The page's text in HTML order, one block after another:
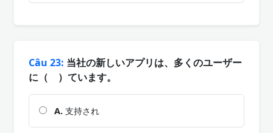
Câu 23: 当社の新しいアプリは、多くのユーザー
に（ ）ています。
A. 支持され